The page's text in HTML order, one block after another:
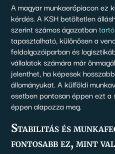
A magyar munkaerőpiacon ez
kérdés. A KSH betöltetlen
szerint számos ágazatban
tapasztalható, különösen a
feldolgozóiparban és
vállalatok számára már
jelenthet, ha képesek
állományukat. A külföldi
esetben pontosan éppen ezt
éppen alapozza meg.
Stabilitás és
fontosabb ez, mint